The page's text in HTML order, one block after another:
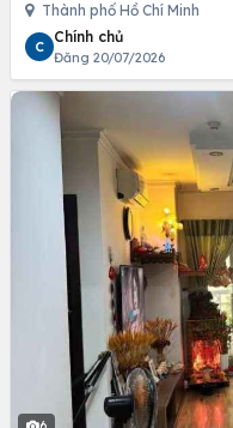
Thành phố Hồ Chí Minh
C
Chính chủ
Đăng 20/07/2026